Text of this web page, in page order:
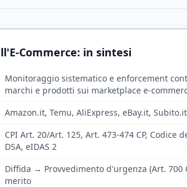
Commerce: in sintesi
Monitoraggio sistematico e enforcement
marchi e prodotti sui marketplace e-
Amazon.it, Temu, AliExpress, eBay.it, Subito.it
CPI Art. 20/Art. 125, Art. 473-474 CP, Codice
DSA, eIDAS 2
Diffida → Provvedimento d'urgenza (Art. 700
merito